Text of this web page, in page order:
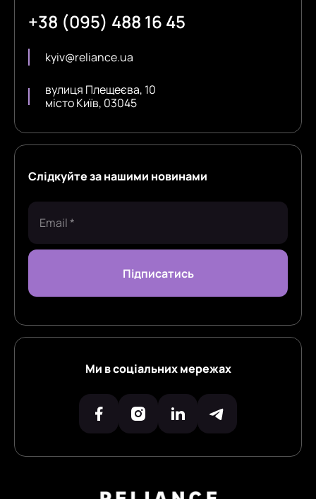
+38 (095) 488 16 45
kyiv@reliance.ua
вулиця Плещеєва, 10
місто Київ, 03045
Слідкуйте за нашими новинами
Ми в соціальних мережах